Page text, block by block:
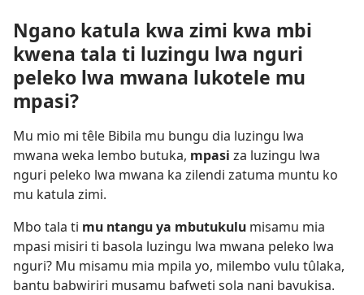
Ngano katula kwa zimi kwa mbi
kwena tala ti luzingu lwa nguri
peleko lwa mwana lukotele mu
mpasi?
Mu mio mi têle Bibila mu bungu dia luzingu lwa
mwana weka lembo butuka, mpasi za luzingu lwa
nguri peleko lwa mwana ka zilendi zatuma muntu ko
mu katula zimi.
Mbo tala ti mu ntangu ya mbutukulu misamu mia
mpasi misiri ti basola luzingu lwa mwana peleko lwa
nguri? Mu misamu mia mpila yo, milembo vulu tûlaka,
bantu babwiriri musamu bafweti sola nani bavukisa.